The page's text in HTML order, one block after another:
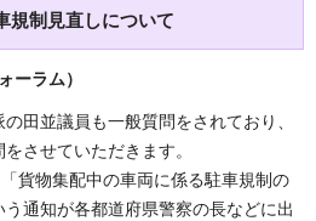
規制見直しについて
ーラム）
田並議員も一般質問をされており、
させていただきます。
貨物集配中の車両に係る駐車規制の
通知が各都道府県警察の長などに出